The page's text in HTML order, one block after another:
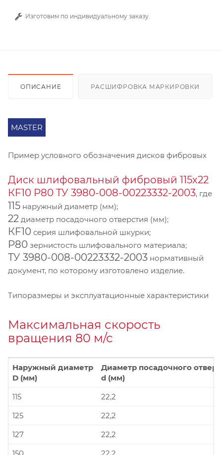
Изготовим по индивидуальному заказу.
ОПИСАНИЕ РАСШИФРОВКА МАРКИРОВКИ
MASTER
Пример условного обозначения дисков фибровых
Диск шлифовальный фибровый 115х22
КF10 P80 ТУ 3980-008-00223332-2003, где
115 наружный диаметр (мм);
22 диаметр посадочного отверстия (мм);
КF10 серия шлифовальной шкурки;
P80 зернистость шлифовального материала;
ТУ 3980-008-00223332-2003 нормативный
документ, по которому изготовлено изделие.
Типоразмеры и эксплуатационные характеристики
Максимальная скорость
вращения 80 м/с
Наружный диаметр
D (мм)
Диаметр посадочного
d (мм)
115
22,2
125
22,2
127
22,2